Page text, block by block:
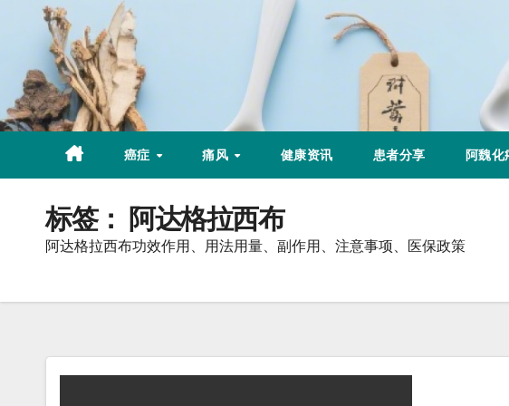
content
癌症 痛风 健康资讯 患者分享 阿魏化
标签： 阿达格拉西布
阿达格拉西布功效作用、用法用量、副作用、注意事项、医保政策